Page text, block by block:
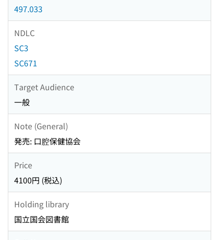
497.033
NDLC
SC3
SC671
Target Audience
一般
Note (General)
発売: 口腔保健協会
Price
4100円 (税込)
Holding library
国立国会図書館